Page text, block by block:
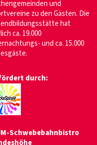
und
zu den Gästen. Die
hat
ca. 19.000
und ca. 15.000
durch:
Schwebebahnbistro